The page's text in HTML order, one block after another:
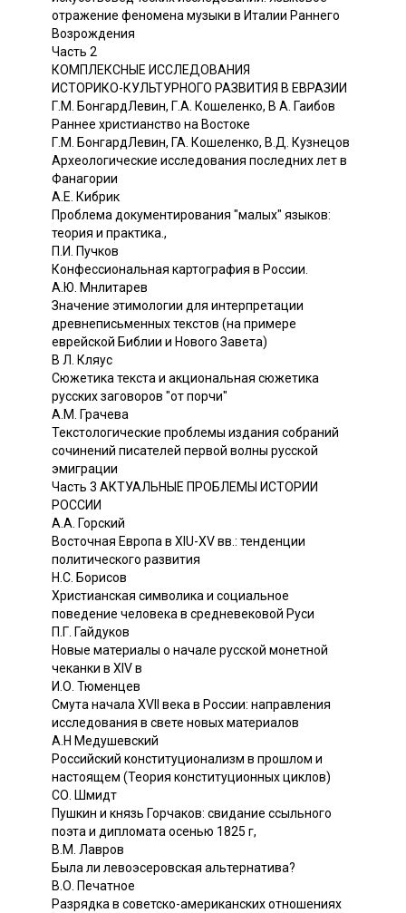
отражение феномена музыки в Италии Раннего
Возрождения
Часть 2
КОМПЛЕКСНЫЕ ИССЛЕДОВАНИЯ
ИСТОРИКО-КУЛЬТУРНОГО РАЗВИТИЯ В ЕВРАЗИИ
Г.М. БонгардЛевин, Г.А. Кошеленко, В А. Гаибов
Раннее христианство на Востоке
Г.М. БонгардЛевин, ГА. Кошеленко, В.Д. Кузнецов
Археологические исследования последних лет в
Фанагории
А.Е. Кибрик
Проблема документирования "малых" языков:
теория и практика.,
П.И. Пучков
Конфессиональная картография в России.
А.Ю. Мнлитарев
Значение этимологии для интерпретации
древнеписьменных текстов (на примере
еврейской Библии и Нового Завета)
В Л. Кляус
Сюжетика текста и акциональная сюжетика
русских заговоров "от порчи"
A.M. Грачева
Текстологические проблемы издания собраний
сочинений писателей первой волны русской
эмиграции
Часть 3 АКТУАЛЬНЫЕ ПРОБЛЕМЫ ИСТОРИИ
РОССИИ
А.А. Горский
Восточная Европа в XIU-XV вв.: тенденции
политического развития
Н.С. Борисов
Христианская символика и социальное
поведение человека в средневековой Руси
П.Г. Гайдуков
Новые материалы о начале русской монетной
чеканки в XIV в
И.О. Тюменцев
Смута начала XVII века в России: направления
исследования в свете новых материалов
А.Н Медушевский
Российский конституционализм в прошлом и
настоящем (Теория конституционных циклов)
СО. Шмидт
Пушкин и князь Горчаков: свидание ссыльного
поэта и дипломата осенью 1825 г,
В.М. Лавров
Была ли левоэсеровская альтернатива?
В.О. Печатное
Разрядка в советско-американских отношениях